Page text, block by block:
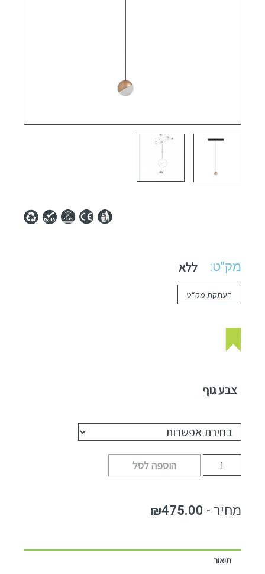
מק"ט: ללא
העתקת מק“ט
צבע גוף
הוספה לסל
₪475.00
תיאור